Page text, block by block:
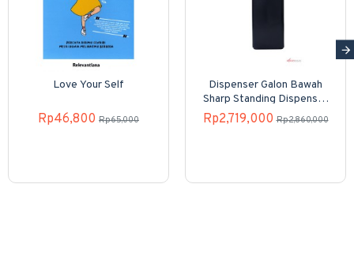
Love Your Self
Rp46,800 Rp65,000
Dispenser Galon Bawah
Sharp Standing Dispenser
SWD-82EHL-PB
Rp2,719,000 Rp2,860,000